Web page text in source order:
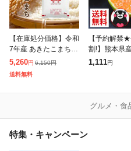
【在庫処分価格】令和
7年産 あきたこまち 1
0kg (5kg×2袋) 岡山県
産 ブランド米 米 お米
5,260円 6,150円
送料無料
【予約解禁
割!】熊本県
かん 送料無
1,111円
グルメ・食
特集・キャンペーン